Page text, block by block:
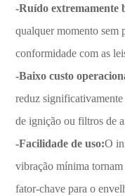
-Ruído extremamente
qualquer momento sem
conformidade com as
-Baixo custo
reduz
de ignição ou filtros de
-Facilidade de uso:O
vibração mínima
fator-chave para o